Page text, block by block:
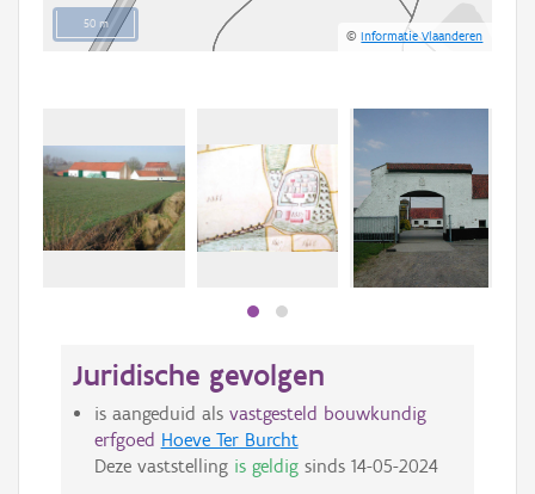
50 m
©Informatie Vlaanderen
Juridische gevolgen
is aangeduid als vastgesteld bouwkundig
erfgoed Hoeve Ter Burcht
Deze vaststelling is geldigsinds 14-05-2024